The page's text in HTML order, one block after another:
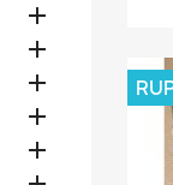




